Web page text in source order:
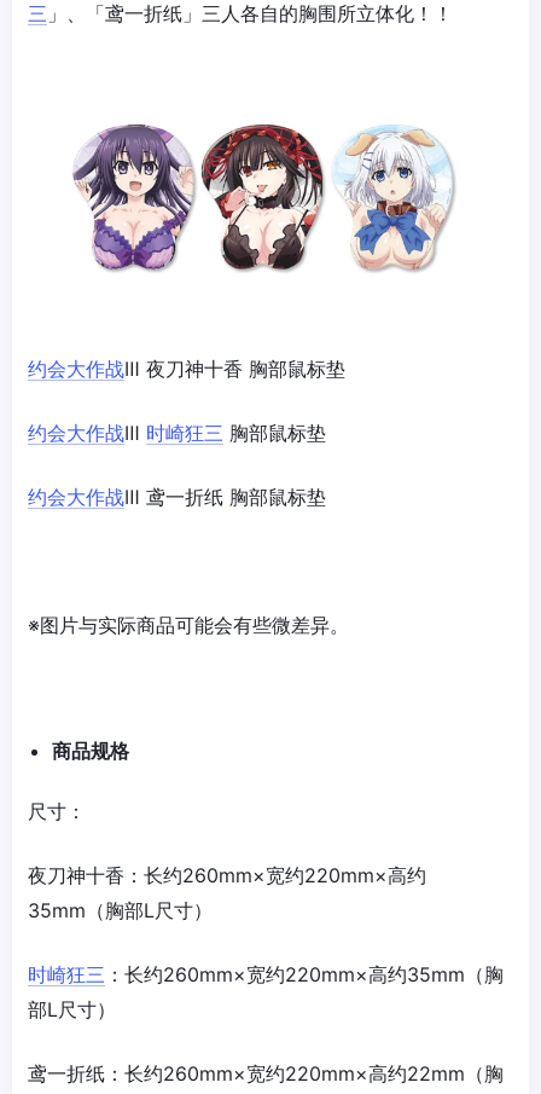
三 」、「鸢一折纸」三人各自的胸围所立体化！！
约会大作战Ⅲ 夜刀神十香 胸部鼠标垫
约会大作战Ⅲ 时崎狂三 胸部鼠标垫
约会大作战Ⅲ 鸢一折纸 胸部鼠标垫
※图片与实际商品可能会有些微差异。
商品规格
尺寸：
夜刀神十香：长约260mm×宽约220mm×高约
35mm（胸部L尺寸）
时崎狂三 ：长约260mm×宽约220mm×高约35mm（胸
部L尺寸）
鸢一折纸：长约260mm×宽约220mm×高约22mm（胸